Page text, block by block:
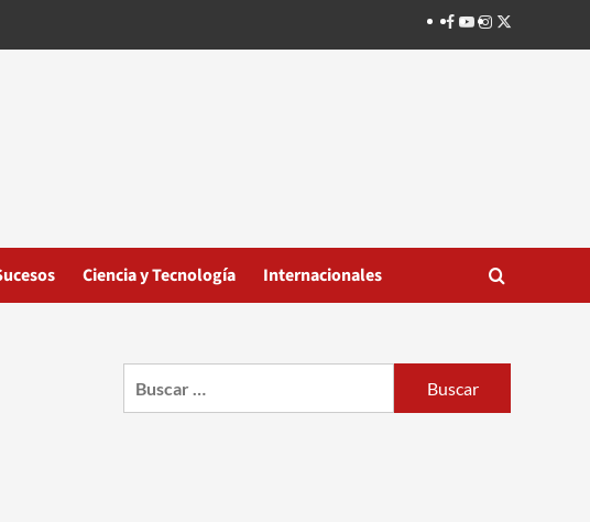
Facebook
Youtube
Instagram
Twitter
Ciencia y Tecnología Internacionales